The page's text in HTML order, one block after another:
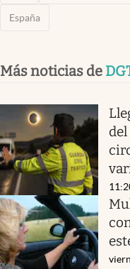
España
Más noticias de